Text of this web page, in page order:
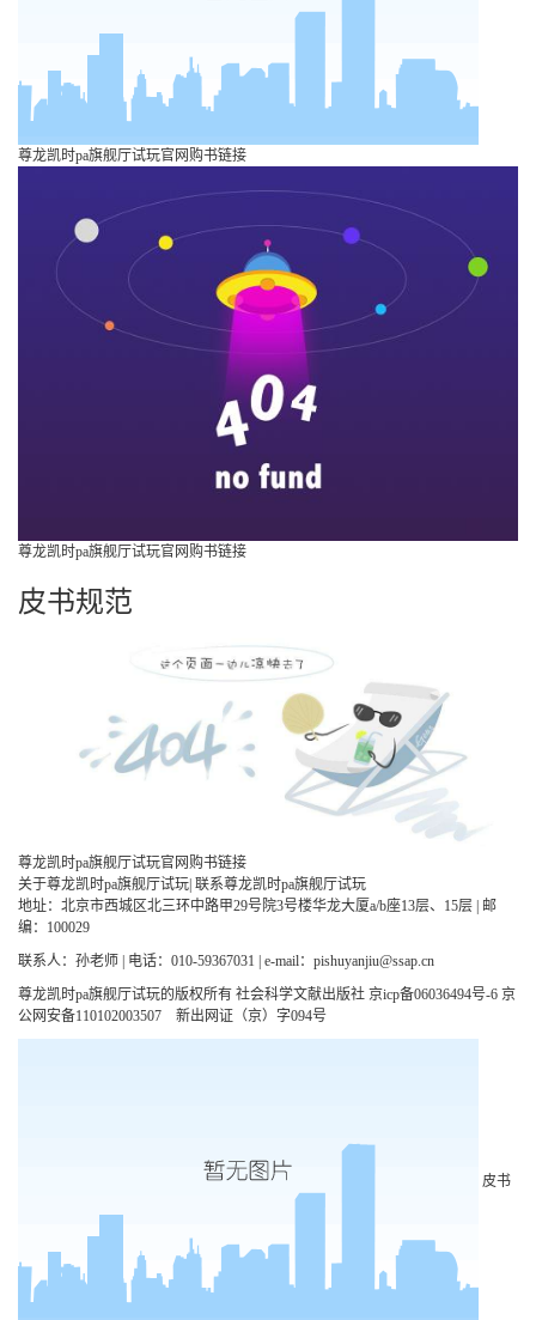
尊龙凯时pa旗舰厅试玩官网购书链接
尊龙凯时pa旗舰厅试玩官网购书链接
皮书规范
尊龙凯时pa旗舰厅试玩官网购书链接
关于尊龙凯时pa旗舰厅试玩| 联系尊龙凯时pa旗舰厅试玩
地址：北京市西城区北三环中路甲29号院3号楼华龙大厦a/b座13层、15层 | 邮
编：100029
联系人：孙老师 | 电话：010-59367031 | e-mail： pishuyanjiu@ssap.cn
尊龙凯时pa旗舰厅试玩的版权所有 社会科学文献出版社 京icp备06036494号-6 京
公网安备110102003507 新出网证（京）字094号
皮书